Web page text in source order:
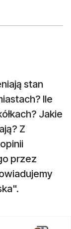
stan
Ile
Jakie
Z
przez